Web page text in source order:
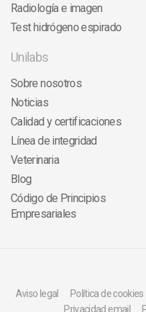
Radiología e imagen
Test hidrógeno espirado
Unilabs
Sobre nosotros
Noticias
Calidad y certificaciones
Línea de integridad
Veterinaria
Blog
Código de Principios
Empresariales
Aviso legal Política de cookies
Privacidad email